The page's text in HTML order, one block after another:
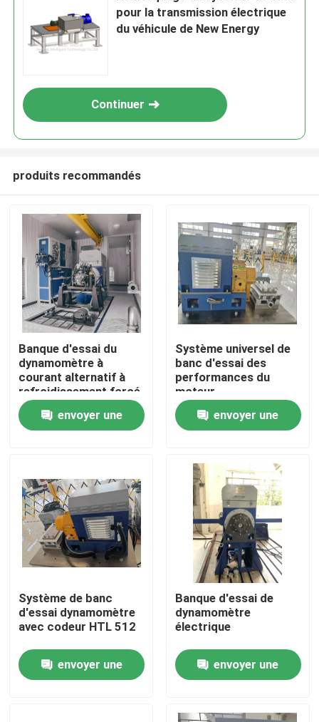
À la maison
Produits
À propos de nous
Contrôle qualité
Contactez-nous
Les affaires
Dynamomètre de couple
Dynamomètre à grande vitesse
pour la transmission électrique
du véhicule de New Energy
Continuer
produits recommandés
Banque d'essai du
dynamomètre à
courant alternatif à
refroidissement forcé
envoyer une
Système universel de
banc d'essai des
performances du
moteur
envoyer une
Système de banc
d'essai dynamomètre
avec codeur HTL 512
envoyer une
Banque d'essai de
dynamomètre
électrique
envoyer une